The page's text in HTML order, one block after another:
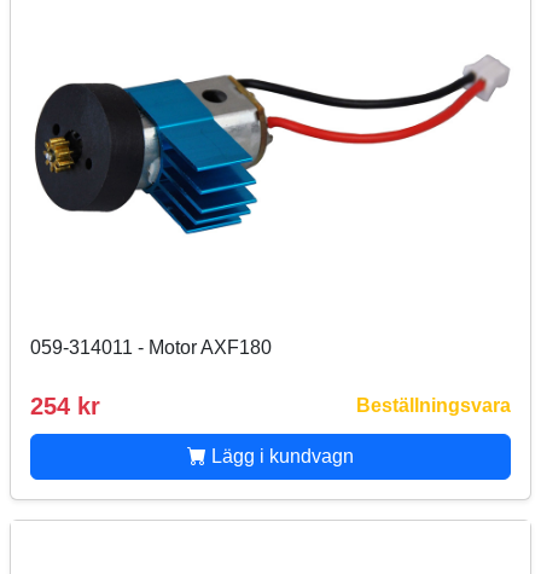
059-314011 - Motor AXF180
254 kr Beställningsvara
Lägg i kundvagn